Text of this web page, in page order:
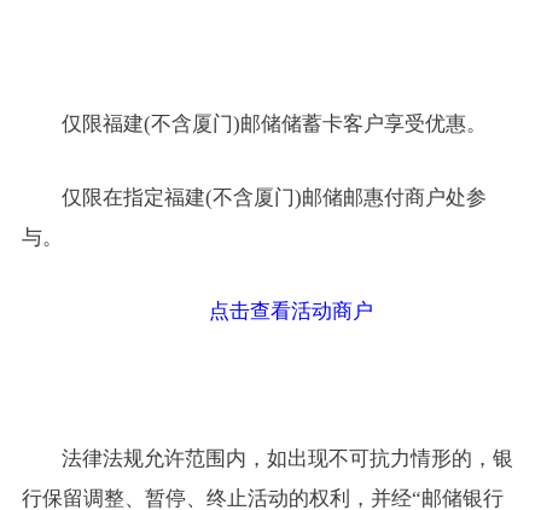
仅限福建(不含厦门)邮储储蓄卡客户享受优惠。
仅限在指定福建(不含厦门)邮储邮惠付商户处参
与。
点击查看活动商户
法律法规允许范围内，如出现不可抗力情形的，银
行保留调整、暂停、终止活动的权利，并经“邮储银行